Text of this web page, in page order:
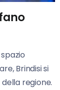
Brindisi si
regione.